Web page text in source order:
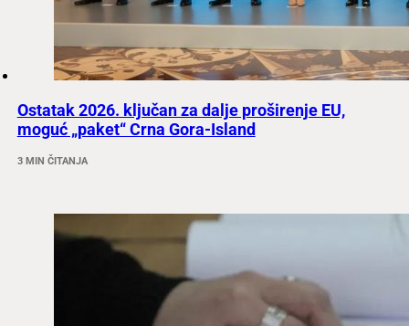
Ostatak 2026. ključan za dalje proširenje EU,
moguć „paket“ Crna Gora-Island
3 MIN ČITANJA